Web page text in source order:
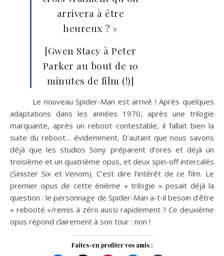
arrivera à être
heureux ? »
[Gwen Stacy à Peter
Parker au bout de 10
minutes de film (!)]
Le nouveau Spider-Man est arrivé ! Après quelques
adaptations dans les années 1970, après une trilogie
marquante, après un reboot contestable, il fallait bien la
suite du reboot… évidemment. D’autant que nous savons
déjà que les studios Sony préparent d’ores et déjà un
troisième et un quatrième opus, et deux spin-off intercalés
(Sinister Six et Venom). C’est dire l’intérêt de ce film. Le
premier opus de cette énième « trilogie » posait déjà la
question : le personnage de Spider-Man a-t-il besoin d’être
« rebooté »/remis à zéro aussi rapidement ? Ce deuxième
opus répond clairement à son tour : non !
Faites-en profiter vos amis :